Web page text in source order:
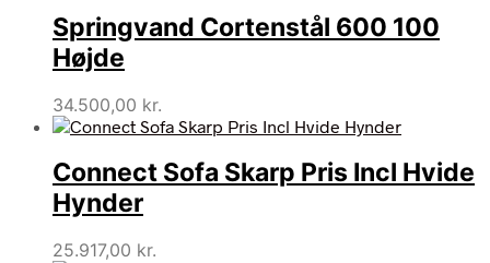
Springvand Cortenstål 600 100
Højde
34.500,00 kr.
Connect Sofa Skarp Pris Incl Hvide
Hynder
25.917,00 kr.